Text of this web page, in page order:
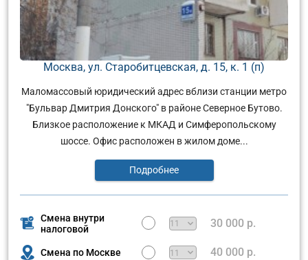
Москва, ул. Старобитцевская, д. 15, к. 1 (п)
Маломассовый юридический адрес вблизи станции метро
"Бульвар Дмитрия Донского" в районе Северное Бутово.
Близкое расположение к МКАД и Симферопольскому
шоссе. Офис расположен в жилом доме...
Подробнее
Смена внутри
налоговой
30 000 р.
Смена по Москве 40 000 р.